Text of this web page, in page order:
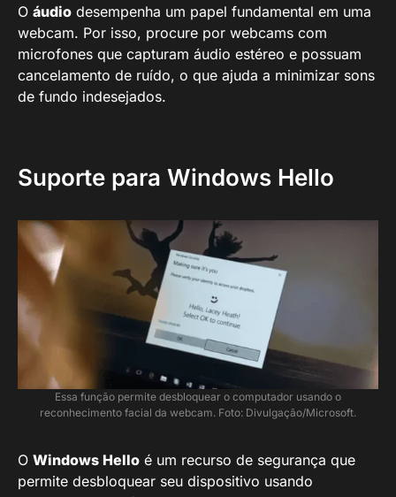
O áudio desempenha um papel fundamental em uma
webcam. Por isso, procure por webcams com
microfones que capturam áudio estéreo e possuam
cancelamento de ruído, o que ajuda a minimizar sons
de fundo indesejados.
Suporte para Windows Hello
Essa função permite desbloquear o computador usando o
reconhecimento facial da webcam. Foto: Divulgação/Microsoft.
O Windows Hello é um recurso de segurança que
permite desbloquear seu dispositivo usando